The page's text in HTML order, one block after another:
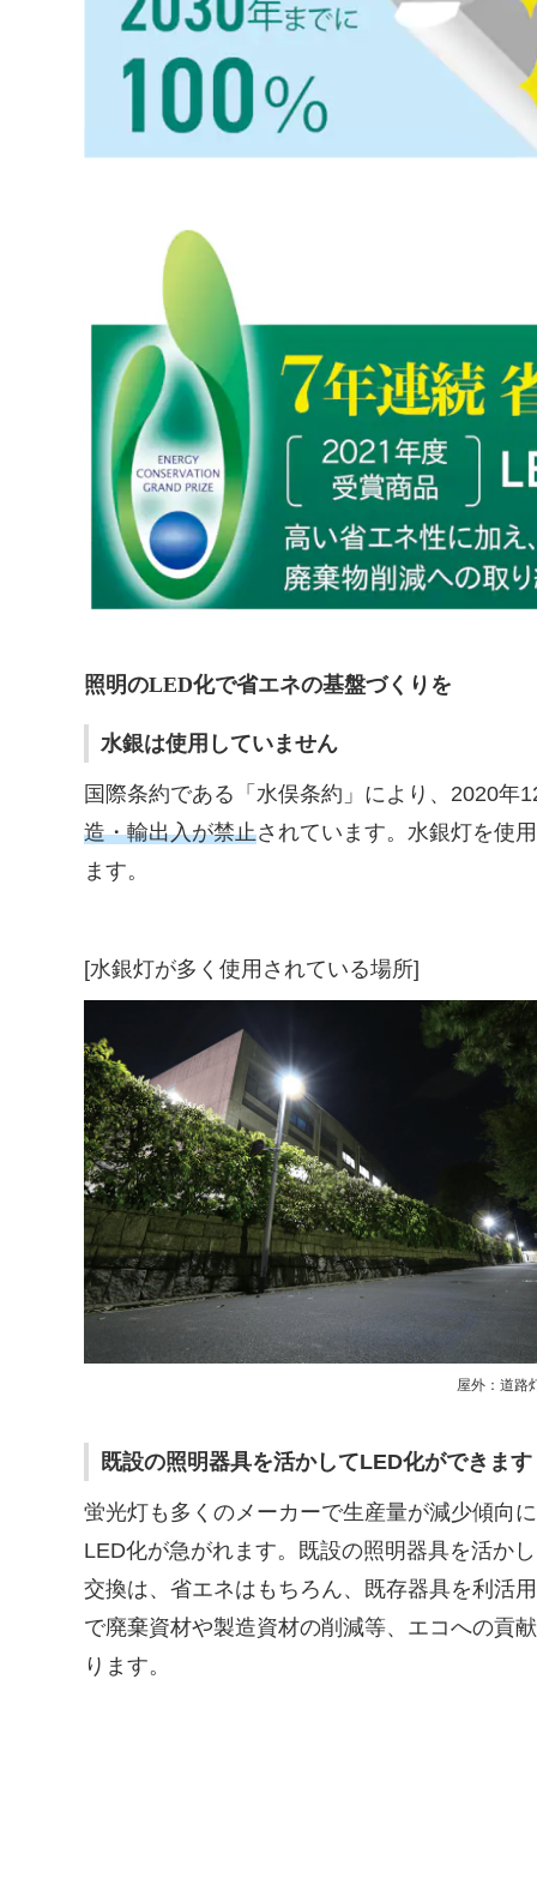
照明のLED化で省エネの基盤づくりを
水銀は使用していません
国際条約である「水俣条約」により、2020年
造・輸出入が禁止されています。水銀灯を使
ます。
[水銀灯が多く使用されている場所]
屋外：道路
既設の照明器具を活かしてLED化ができます
蛍光灯も多くのメーカーで生産量が減少傾向
LED化が急がれます。既設の照明器具を活か
交換は、省エネはもちろん、既存器具を利活
で廃棄資材や製造資材の削減等、エコへの貢
ります。